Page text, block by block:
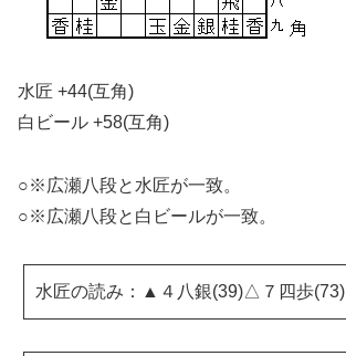
水匠 +44(互角)
白ビール +58(互角)
○※広瀬八段と水匠が一致。
○※広瀬八段と白ビールが一致。
水匠の読み：▲４八銀(39)△７四歩(73)